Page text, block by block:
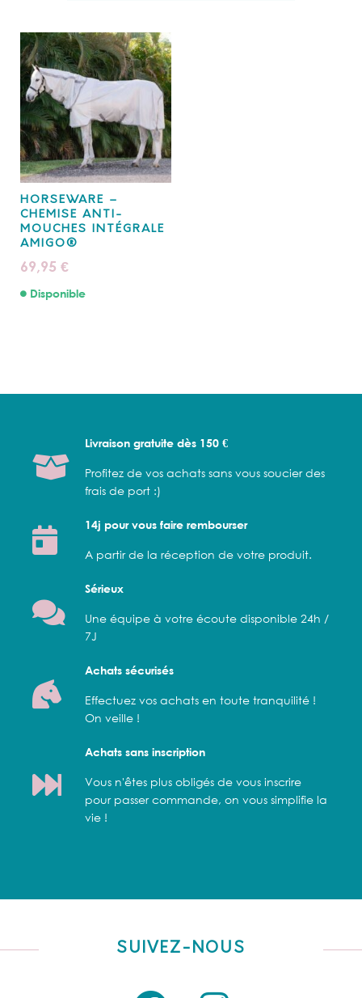
HORSEWARE –
CHEMISE ANTI-
MOUCHES INTÉGRALE
AMIGO®
69,95 €
Disponible
Livraison gratuite dès 150 €
Profitez de vos achats sans vous soucier des
frais de port :)
14j pour vous faire rembourser
A partir de la réception de votre produit.
Sérieux
Une équipe à votre écoute disponible 24h /
7J
Achats sécurisés
Effectuez vos achats en toute tranquilité !
On veille !
Achats sans inscription
Vous n'êtes plus obligés de vous inscrire
pour passer commande, on vous simplifie la
vie !
SUIVEZ-NOUS